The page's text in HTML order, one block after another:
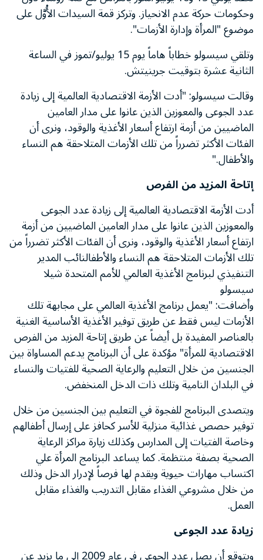
وحكومات حركة عدم الانحياز. وتركز قمة السيدات الأُوَّل على
موضوع "المرأة وإدارة الأزمات".
وتلقي سيسولو خطاباً هاماً يوم 15 يوليو/تموز في الساعة
الثانية عشرة بتوقيت جرينيتش.
وقالت سيسولو: "أدت الأزمة الاقتصادية العالمية إلى زيادة
عدد الجوعى والمعوزين الذين عانوا على مدار العامين
الماضيين من أزمة ارتفاع أسعار الأغذية والوقود، ونرى أن
الفئات الأكثر تضرراً من تلك الأزمات المتلاحقة هم النساء
والأطفال."
إتاحة المزيد من الفرص
أدت الأزمة الاقتصادية العالمية إلى زيادة عدد الجوعى
والمعوزين الذين عانوا على مدار العامين الماضيين من أزمة
ارتفاع أسعار الأغذية والوقود، ونرى أن الفئات الأكثر تضرراً من
تلك الأزمات المتلاحقة هم النساء والأطفالنائب المدير
التنفيذي لبرنامج الأغذية العالمي للأمم المتحدة شيلا
سيسولو
وأضافت: "يعمل برنامج الأغذية العالمي على مجابهة تلك
الأزمات ليس فقط عن طريق توفير الأغذية الأساسية الغنية
بالعناصر المفيدة بل أيضاً عن طريق إتاحة المزيد من الفرص
الاقتصادية للمرأة" مؤكدة على أن البرنامج يدعم المساواة بين
الجنسين من خلال التعليم والرعاية الصحية للفتيات والنساء
في البلدان النامية وتلك ذات الدخل المنخفض.
ويتصدى البرنامج للفجوة في التعليم بين الجنسين من خلال
توفير حصص غذائية منزلية للأسر كحافز على إرسال أطفالهم
وخاصة الفتيات إلى المدارس وكذلك زيارة مراكز الرعاية
الصحية بصفة منتظمة. كما يساعد البرنامج المرأة علي
اكتساب مهارات حيوية ويقدم لها فرصاً لإدرار الدخل وذلك
من خلال مشروعي الغذاء مقابل التدريب والغذاء مقابل
العمل.
زيادة عدد الجوعى